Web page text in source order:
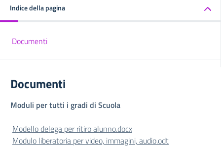
Indice della pagina
Documenti
Documenti
Moduli per tutti i gradi di Scuola
Modello delega per ritiro alunno.docx
Modulo liberatoria per video, immagini, audio.odt